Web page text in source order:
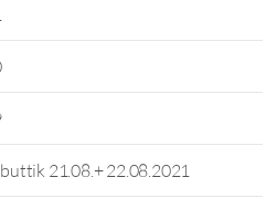
21.08.+ 22.08.2021